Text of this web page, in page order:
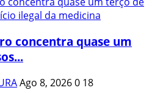
concentra quase um
Ago 8, 20260 18